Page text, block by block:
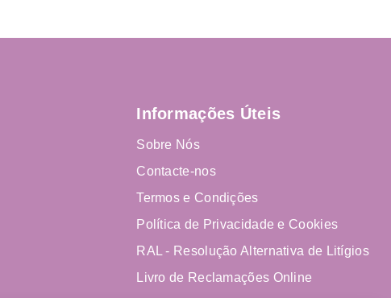
Informações Úteis
Sobre Nós
Contacte-nos
Termos e Condições
Política de Privacidade e Cookies
RAL - Resolução Alternativa de Litígios
Livro de Reclamações Online